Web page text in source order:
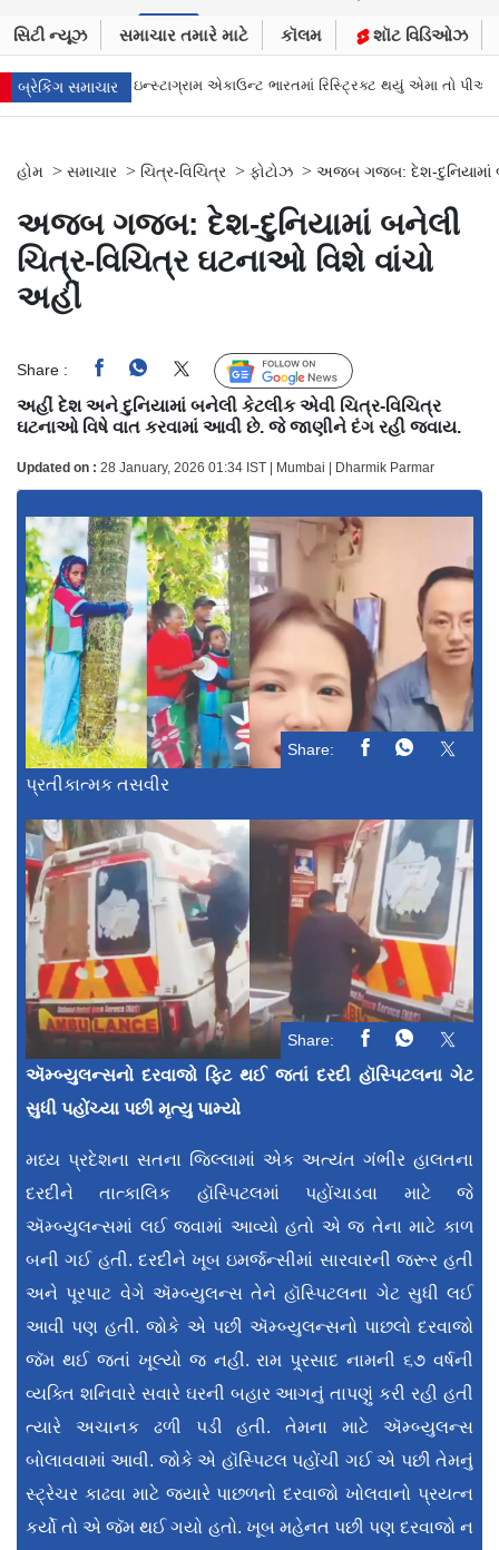
સિટી ન્યૂઝ સમાચાર તમારે માટે કૉલમ શૉટ વિડિઓઝ
બ્રેકિંગ સમાચાર
એકાઉન્ટ ભારતમાં રિસ્ટ્રિક્ટ થયું એમા તો પીએમ મોદીને સંભળાવ્યું Zepto,
હોમ > સમાચાર > ચિત્ર-વિચિત્ર > ફોટોઝ > અજબ ગજબ: દેશ-દુનિયામાં
અજબ ગજબ: દેશ-દુનિયામાં બનેલી
ચિત્ર-વિચિત્ર ઘટનાઓ વિશે વાંચો
અહીં
Share : Follow Us
અહીં દેશ અને દુનિયામાં બનેલી કેટલીક એવી ચિત્ર-વિચિત્ર
ઘટનાઓ વિષે વાત કરવામાં આવી છે. જે જાણીને દંગ રહી જવાય.
Updated on : 28 January, 2026 01:34 IST | Mumbai | Dharmik Parmar
Share:
પ્રતીકાત્મક તસવીર
Share:
ઍમ્બ્યુલન્સનો દરવાજો ફિટ થઈ જતાં દરદી હૉસ્પિટલના ગેટ
સુધી પહોંચ્યા પછી મૃત્યુ પામ્યો
મધ્ય પ્રદેશના સતના જિલ્લામાં એક અત્યંત ગંભીર હાલતના
દરદીને તાત્કાલિક હૉસ્પિટલમાં પહોંચાડવા માટે જે
ઍમ્બ્યુલન્સમાં લઈ જવામાં આવ્યો હતો એ જ તેના માટે કાળ
બની ગઈ હતી. દરદીને ખૂબ ઇમર્જન્સીમાં સારવારની જરૂર હતી
અને પૂરપાટ વેગે ઍમ્બ્યુલન્સ તેને હૉ‌સ્પિટલના ગેટ સુધી લઈ
આવી પણ હતી. જોકે એ પછી ઍમ્બ્યુલન્સનો પાછલો દરવાજો
જૅમ થઈ જતાં ખૂલ્યો જ નહીં. રામ પ્ર્રસાદ નામની ૬૭ વર્ષની
વ્યક્તિ શનિવારે સવારે ઘરની બહાર આગનું તાપણું કરી રહી હતી
ત્યારે અચાનક ઢળી પડી હતી. તેમના માટે ઍમ્બ્યુલન્સ
બોલાવવામાં આવી. જોકે એ હૉસ્પિટલ પહોંચી ગઈ એ પછી તેમનું
સ્ટ્રેચર કાઢવા માટે જ્યારે પાછળનો દરવાજો ખોલવાનો પ્રયત્ન
કર્યો તો એ જૅમ થઈ ગયો હતો. ખૂબ મહેનત પછી પણ દરવાજો ન